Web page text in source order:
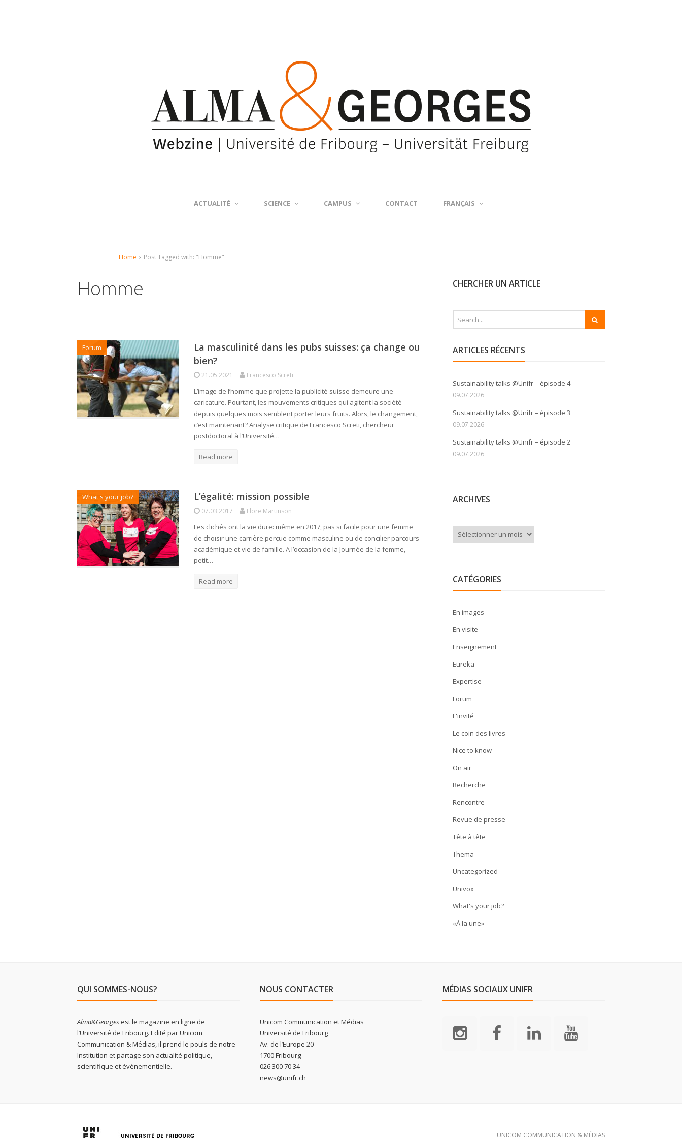
ACTUALITÉ SCIENCE CAMPUS CONTACT FRANÇAIS
Home › Post Tagged with: "Homme"
Homme
Forum
La masculinité dans les pubs suisses: ça change ou
bien?
21.05.2021 Francesco Screti
L’image de l’homme que projette la publicité suisse demeure une
caricature. Pourtant, les mouvements critiques qui agitent la société
depuis quelques mois semblent porter leurs fruits. Alors, le changement,
c’est maintenant? Analyse critique de Francesco Screti, chercheur
postdoctoral à l’Université…
Read more
What's your job? L’égalité: mission possible
07.03.2017 Flore Martinson
Les clichés ont la vie dure: même en 2017, pas si facile pour une femme
de choisir une carrière perçue comme masculine ou de concilier parcours
académique et vie de famille. A l’occasion de la Journée de la femme,
petit…
Read more
CHERCHER UN ARTICLE
ARTICLES RÉCENTS
Sustainability talks @Unifr – épisode 4
09.07.2026
Sustainability talks @Unifr – épisode 3
09.07.2026
Sustainability talks @Unifr – épisode 2
09.07.2026
ARCHIVES
Archives
CATÉGORIES
En images
En visite
Enseignement
Eureka
Expertise
Forum
L'invité
Le coin des livres
Nice to know
On air
Recherche
Rencontre
Revue de presse
Tête à tête
Thema
Uncategorized
Univox
What's your job?
«À la une»
QUI SOMMES-NOUS?
Alma&Georgesest le magazine en ligne de
l’Université de Fribourg. Edité par Unicom
Communication & Médias, il prend le pouls de notre
Institution et partage son actualité politique,
scientifique et événementielle.
NOUS CONTACTER
Unicom Communication et Médias
Université de Fribourg
Av. de l’Europe 20
1700 Fribourg
026 300 70 34
news@unifr.ch
MÉDIAS SOCIAUX UNIFR
UNICOM COMMUNICATION & MÉDIAS